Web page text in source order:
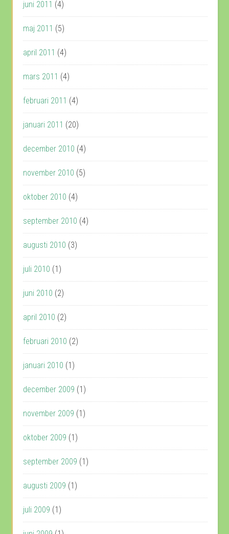
juni 2011 (4)
maj 2011 (5)
april 2011 (4)
mars 2011 (4)
februari 2011 (4)
januari 2011 (20)
december 2010 (4)
november 2010 (5)
oktober 2010 (4)
september 2010 (4)
augusti 2010 (3)
juli 2010 (1)
juni 2010 (2)
april 2010 (2)
februari 2010 (2)
januari 2010 (1)
december 2009 (1)
november 2009 (1)
oktober 2009 (1)
september 2009 (1)
augusti 2009 (1)
juli 2009 (1)